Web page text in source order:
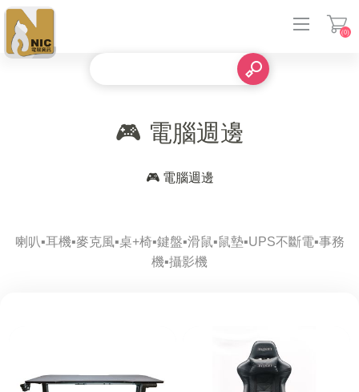
(0)
🎮 電腦週邊
🎮 電腦週邊
喇叭▪️耳機▪️麥克風▪️桌+椅▪️鍵盤▪️滑鼠▪️鼠墊▪️UPS不斷電▪️事務
機▪️攝影機